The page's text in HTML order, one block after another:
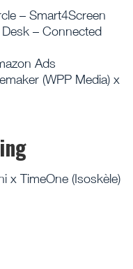
– Smart4Screen
– Connected
Ads
(WPP Media) x
x TimeOne (Isoskèle)